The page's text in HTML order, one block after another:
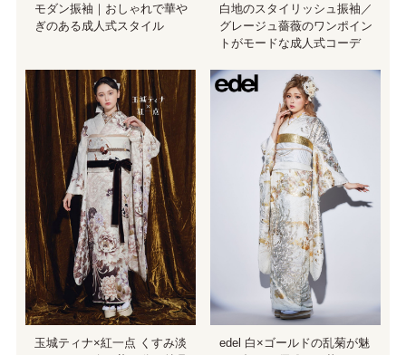
モダン振袖｜おしゃれで華や
ぎのある成人式スタイル
白地のスタイリッシュ振袖／
グレージュ薔薇のワンポイン
トがモードな成人式コーデ
玉城ティナ×紅一点 くすみ淡
edel 白×ゴールドの乱菊が魅